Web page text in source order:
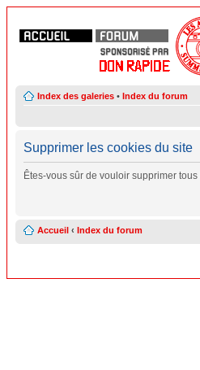
Index des galeries • Index du forum
Supprimer les cookies du site
Êtes-vous sûr de vouloir supprimer
Accueil ‹ Index du forum